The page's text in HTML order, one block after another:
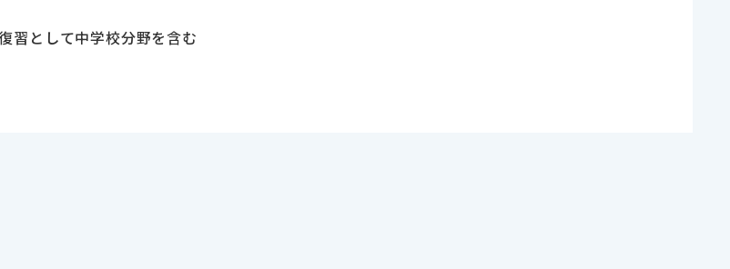
習として中学校分野を含む